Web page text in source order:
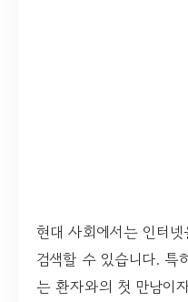
현대 사회에서는 인터
검색할 수 있습니다. 특
는 환자와의 첫 만남이